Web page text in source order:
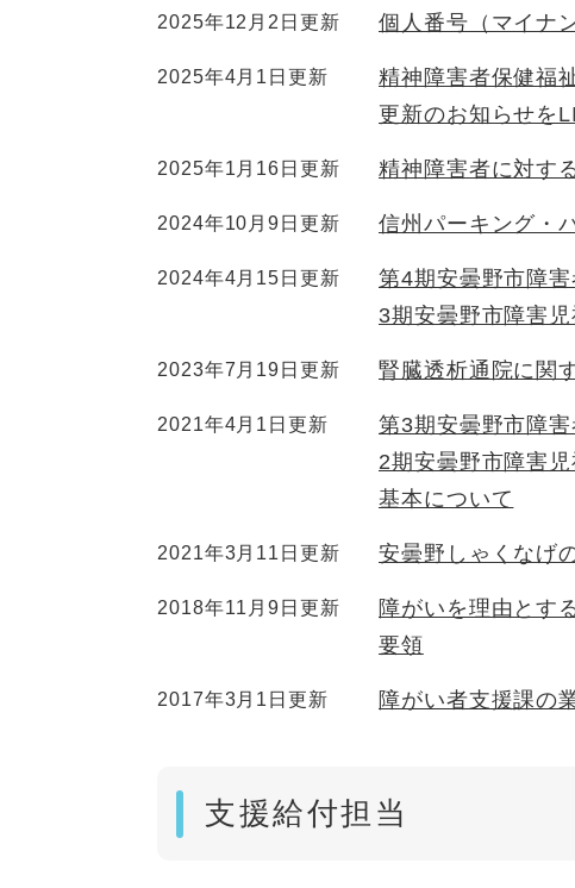
2025年12月2日更新 個人番号（マイナ
2025年4月1日更新
精神障害者保健福
更新のお知らせを
2025年1月16日更新 精神障害者に対す
2024年10月9日更新 信州パーキング・
2024年4月15日更新
第4期安曇野市障
3期安曇野市障害
2023年7月19日更新 腎臓透析通院に関
2021年4月1日更新
第3期安曇野市障
2期安曇野市障害
基本について
2021年3月11日更新 安曇野しゃくなげ
2018年11月9日更新
障がいを理由とす
要領
2017年3月1日更新 障がい者支援課の
支援給付担当